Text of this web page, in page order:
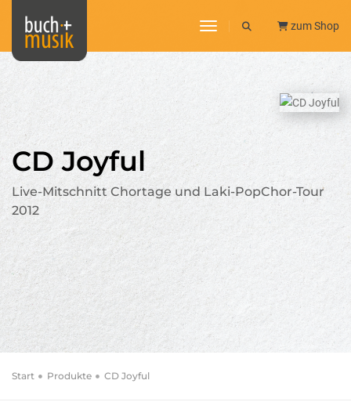
toggle navigation
zum Shop
CD Joyful
Live-Mitschnitt Chortage und Laki-PopChor-Tour
2012
Start Produkte CD Joyful